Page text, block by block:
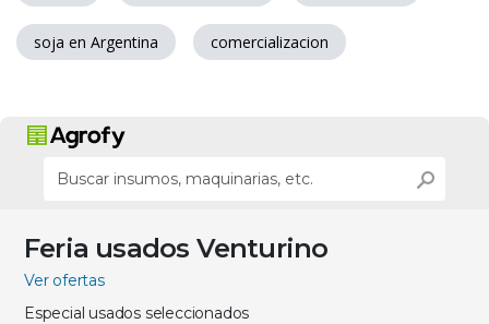
soja en Argentina comercializacion
Feria usados Venturino
Ver ofertas
Especial usados seleccionados